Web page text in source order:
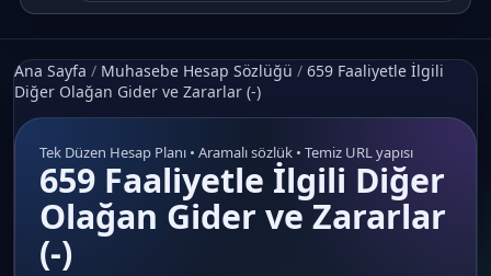
Ana Sayfa / Muhasebe Hesap Sözlüğü / 659 Faaliyetle İlgili
Diğer Olağan Gider ve Zararlar (-)
Tek Düzen Hesap Planı • Aramalı sözlük • Temiz URL yapısı
659 Faaliyetle İlgili Diğer
Olağan Gider ve Zararlar
(-)